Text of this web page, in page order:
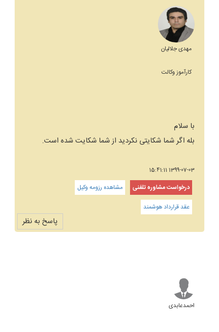
مهدی جلالیان
کارآموز وکالت
با سلام
بله اگر شما شکایتی نکردید از شما شکایت شده است.
1399-07-03 15:41:11
درخواست مشاوره تلفنی
مشاهده رزومه وکیل
عقد قرارداد هوشمند
پاسخ به نظر
احمدعابدی